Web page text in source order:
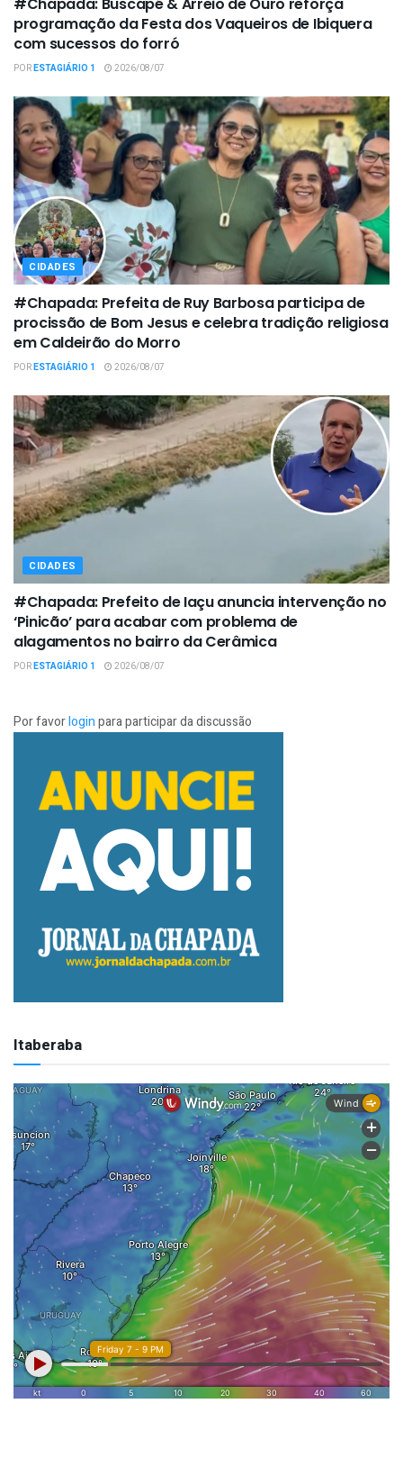
programação da Festa dos Vaqueiros de Ibiquera
com sucessos do forró
PORESTAGIÁRIO 1 2026/08/07
CIDADES
#Chapada: Prefeita de Ruy Barbosa participa de
procissão de Bom Jesus e celebra tradição religiosa
em Caldeirão do Morro
PORESTAGIÁRIO 1 2026/08/07
CIDADES
#Chapada: Prefeito de Iaçu anuncia intervenção no
‘Pinicão’ para acabar com problema de
alagamentos no bairro da Cerâmica
PORESTAGIÁRIO 1 2026/08/07
Por favorloginpara participar da discussão
Itaberaba